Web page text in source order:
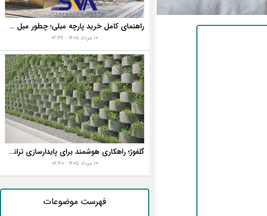
راهنمای کامل خرید پارچه مبلی؛ چطور مبل خانه تان را به رخ همه بکشید؟
۱۰ مرداد ۱۴۰۵ - ۰۲:۳۶
گلفوژ؛ راهکاری هوشمند برای پایدارسازی ترانشه، ساخت دیوار حائل و زیباسازی شهری
۱۰ مرداد ۱۴۰۵ - ۰۲:۴۰
فهرست موضوعات